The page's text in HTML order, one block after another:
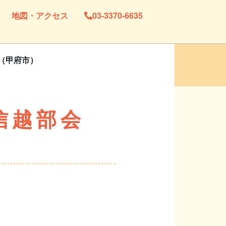
地図・アクセス
03-3370-6635
府市）
越部会